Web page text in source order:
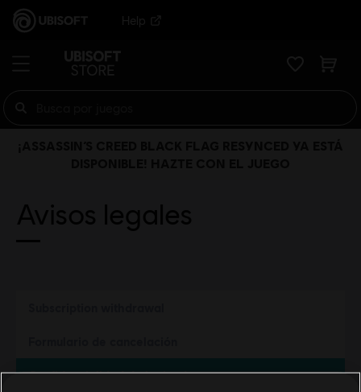
Help
Confidencialidad de la tienda